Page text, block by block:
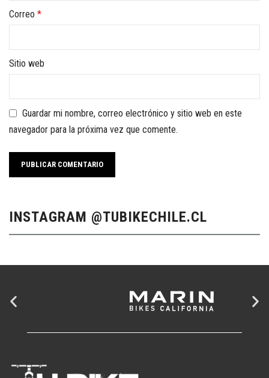
Correo *
Sitio web
Guardar mi nombre, correo electrónico y sitio web en este
navegador para la próxima vez que comente.
INSTAGRAM @TUBIKECHILE.CL